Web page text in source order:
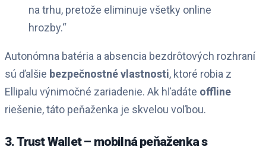
na trhu, pretože eliminuje všetky online
hrozby.“
Autonómna batéria a absencia bezdrôtových rozhraní
sú ďalšie bezpečnostné vlastnosti, ktoré robia z
Ellipalu výnimočné zariadenie. Ak hľadáte offline
riešenie, táto peňaženka je skvelou voľbou.
3. Trust Wallet – mobilná peňaženka s